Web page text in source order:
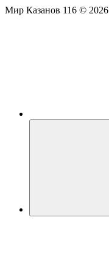
Мир Казанов 116 © 2026